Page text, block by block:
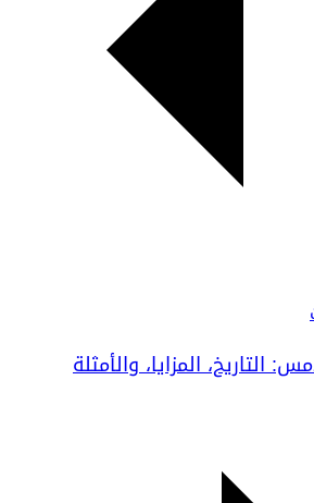
التاريخ، المزايا، والأمثلة